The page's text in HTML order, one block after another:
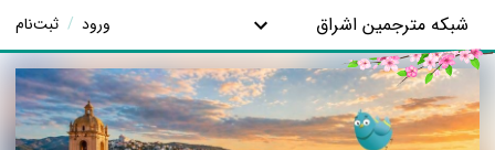
شبکه مترجمین اشراق ورود / ثبت‌نام